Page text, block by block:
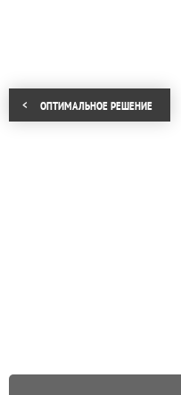
ОПТИМАЛЬНОЕ РЕШЕНИЕ